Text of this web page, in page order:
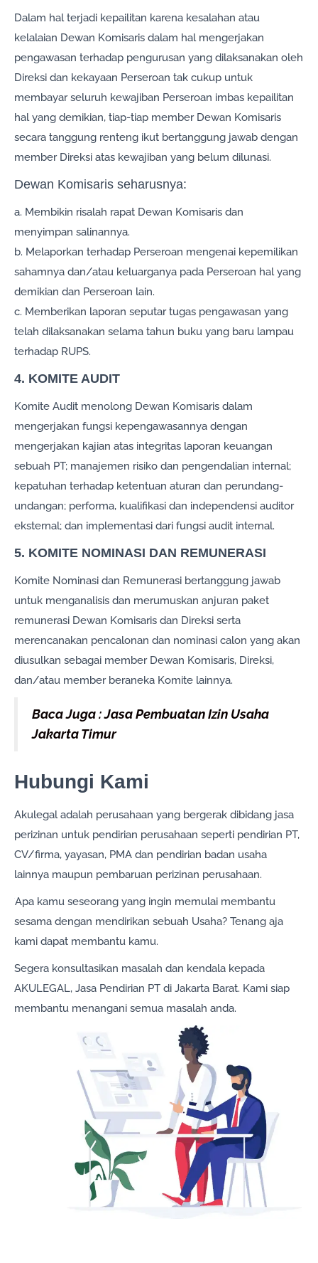
Dalam hal terjadi kepailitan karena kesalahan atau
kelalaian Dewan Komisaris dalam hal mengerjakan
pengawasan terhadap pengurusan yang dilaksanakan oleh
Direksi dan kekayaan Perseroan tak cukup untuk
membayar seluruh kewajiban Perseroan imbas kepailitan
hal yang demikian, tiap-tiap member Dewan Komisaris
secara tanggung renteng ikut bertanggung jawab dengan
member Direksi atas kewajiban yang belum dilunasi.
Dewan Komisaris seharusnya:
a. Membikin risalah rapat Dewan Komisaris dan
menyimpan salinannya.
b. Melaporkan terhadap Perseroan mengenai kepemilikan
sahamnya dan/atau keluarganya pada Perseroan hal yang
demikian dan Perseroan lain.
c. Memberikan laporan seputar tugas pengawasan yang
telah dilaksanakan selama tahun buku yang baru lampau
terhadap RUPS.
4. KOMITE AUDIT
Komite Audit menolong Dewan Komisaris dalam
mengerjakan fungsi kepengawasannya dengan
mengerjakan kajian atas integritas laporan keuangan
sebuah PT; manajemen risiko dan pengendalian internal;
kepatuhan terhadap ketentuan aturan dan perundang-
undangan; performa, kualifikasi dan independensi auditor
eksternal; dan implementasi dari fungsi audit internal.
5. KOMITE NOMINASI DAN REMUNERASI
Komite Nominasi dan Remunerasi bertanggung jawab
untuk menganalisis dan merumuskan anjuran paket
remunerasi Dewan Komisaris dan Direksi serta
merencanakan pencalonan dan nominasi calon yang akan
diusulkan sebagai member Dewan Komisaris, Direksi,
dan/atau member beraneka Komite lainnya.
Baca Juga : Jasa Pembuatan Izin Usaha
Jakarta Timur
Hubungi Kami
Akulegal adalah perusahaan yang bergerak dibidang jasa
perizinan untuk pendirian perusahaan seperti pendirian PT,
CV/firma, yayasan, PMA dan pendirian badan usaha
lainnya maupun pembaruan perizinan perusahaan.
Apa kamu seseorang yang ingin memulai membantu
sesama dengan mendirikan sebuah Usaha? Tenang aja
kami dapat membantu kamu.
Segera konsultasikan masalah dan kendala kepada
AKULEGAL, Jasa Pendirian PT di Jakarta Barat. Kami siap
membantu menangani semua masalah anda.